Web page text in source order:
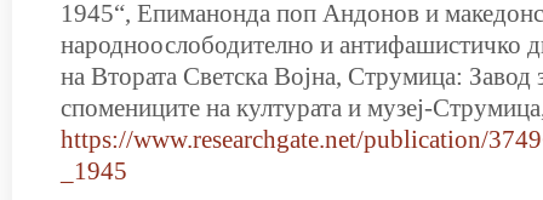
1945“, Епиманонда поп Андонов и
народноослободително и антифашистичко
на Втората Светска Војна, Струмица: Завод
спомениците на културата и музеј-
https://www.researchgate.net/publication/
_1945